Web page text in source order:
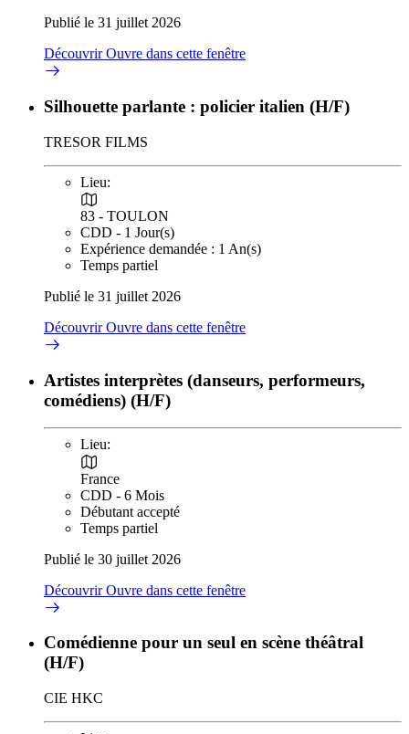
Publié le 31 juillet 2026
DécouvrirOuvre dans cette fenêtre
Silhouette parlante : policier italien (H/F)
TRESOR FILMS
Lieu:
83 - TOULON
CDD - 1 Jour(s)
Expérience demandée : 1 An(s)
Temps partiel
Publié le 31 juillet 2026
DécouvrirOuvre dans cette fenêtre
Artistes interprètes (danseurs, performeurs,
comédiens) (H/F)
Lieu:
France
CDD - 6 Mois
Débutant accepté
Temps partiel
Publié le 30 juillet 2026
DécouvrirOuvre dans cette fenêtre
Comédienne pour un seul en scène théâtral
(H/F)
CIE HKC